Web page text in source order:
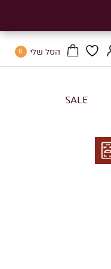
הסל שלי 0
SALE